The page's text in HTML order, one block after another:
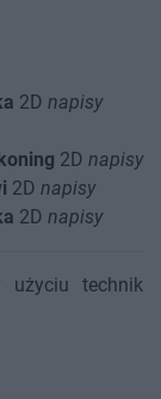
2D napisy
2D napisy
2D napisy
2D napisy
użyciu technik